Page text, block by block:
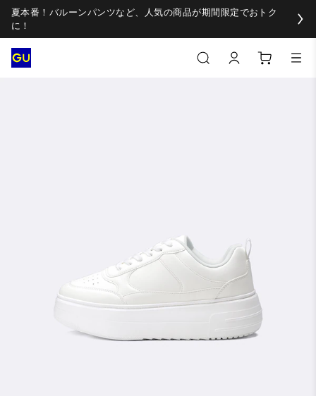
夏本番！バルーンパンツなど、人気の商品が期間限定でおトク
に！